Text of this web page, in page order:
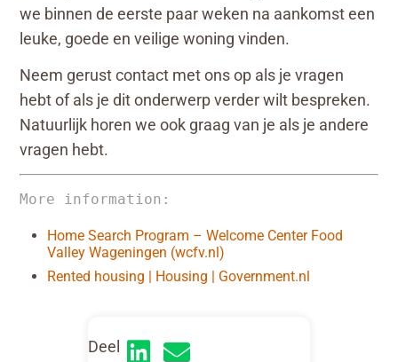
Deel
we binnen de eerste paar weken na aankomst een
leuke, goede en veilige woning vinden.
Neem gerust contact met ons op als je vragen
hebt of als je dit onderwerp verder wilt bespreken.
Natuurlijk horen we ook graag van je als je andere
vragen hebt.
More information:
Home Search Program – Welcome Center Food
Valley Wageningen (wcfv.nl)
Rented housing | Housing | Government.nl